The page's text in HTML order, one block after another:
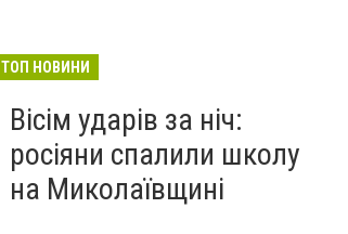
ліквідували складну аварію
Вчора
ТОП НОВИНИ
Вісім ударів за ніч:
росіяни спалили школу
на Миколаївщині